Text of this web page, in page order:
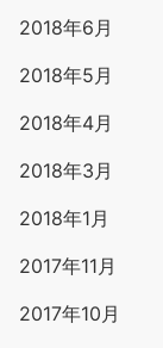
2018年6月
2018年5月
2018年4月
2018年3月
2018年1月
2017年11月
2017年10月